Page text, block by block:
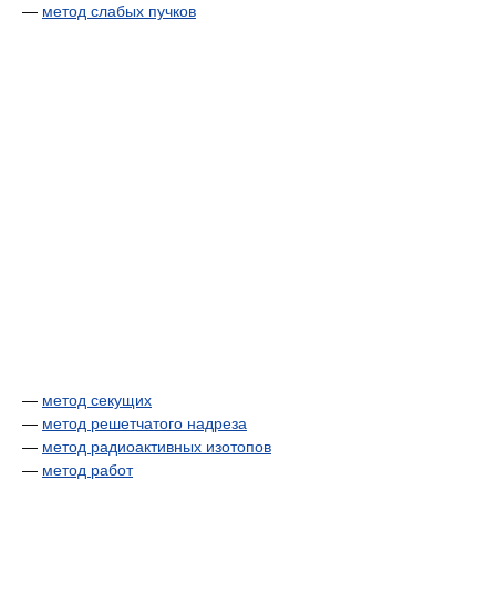
— метод слабых пучков
— метод секущих
— метод решетчатого надреза
— метод радиоактивных изотопов
— метод работ